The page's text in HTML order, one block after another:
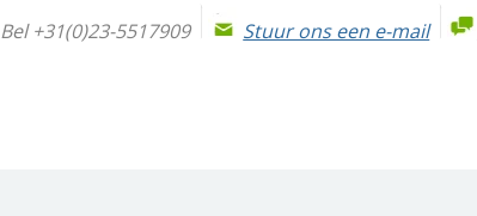
Bel +31(0)23-5517909 Stuur ons een e-mail